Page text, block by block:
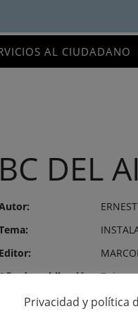
AL CIUDADANO
DEL
Editor:
de publicación: 7 de
Número:
407
Privacidad y política